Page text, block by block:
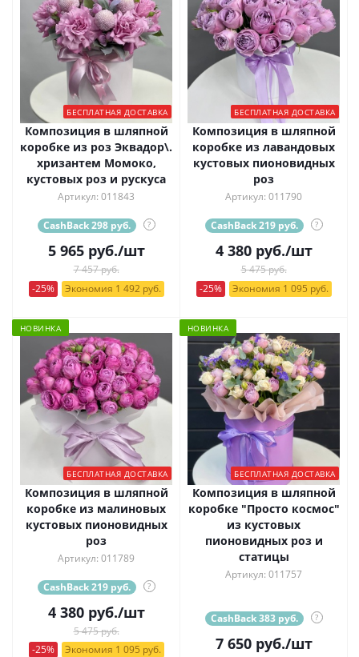
БЕСПЛАТНАЯ ДОСТАВКА
Композиция в шляпной
коробке из роз Эквадор\.
хризантем Момоко,
кустовых роз и рускуса
Артикул: 011843
CashBack 298 руб. ?
5 965руб./шт
7 457 руб.
-25%
Экономия 1 492 руб.
БЕСПЛАТНАЯ ДОСТАВКА
Композиция в шляпной
коробке из лавандовых
кустовых пионовидных
роз
Артикул: 011790
CashBack 219 руб. ?
4 380руб./шт
5 475 руб.
-25%
Экономия 1 095 руб.
НОВИНКА
БЕСПЛАТНАЯ ДОСТАВКА
Композиция в шляпной
коробке из малиновых
кустовых пионовидных
роз
Артикул: 011789
CashBack 219 руб. ?
4 380руб./шт
5 475 руб.
-25%
Экономия 1 095 руб.
НОВИНКА
БЕСПЛАТНАЯ ДОСТАВКА
Композиция в шляпной
коробке "Просто космос"
из кустовых
пионовидных роз и
статицы
Артикул: 011757
CashBack 383 руб. ?
7 650руб./шт